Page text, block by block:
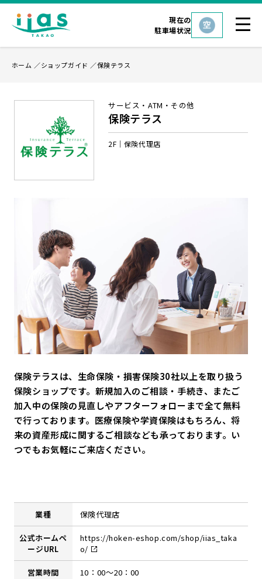
現在の
駐車場状況
ホーム ショップガイド 保険テラス
サービス・ATM・その他
保険テラス
2F 保険代理店
保険テラスは、生命保険・損害保険30社以上を取り扱う
保険ショップです。新規加入のご相談・手続き、またご
加入中の保険の見直しやアフターフォローまで全て無料
で行っております。医療保険や学資保険はもちろん、将
来の資産形成に関するご相談なども承っております。い
つでもお気軽にご来店ください。
業種 保険代理店
公式ホームペ
ージURL
https://hoken-eshop.com/shop/iias_taka
o/
営業時間 10：00～20：00